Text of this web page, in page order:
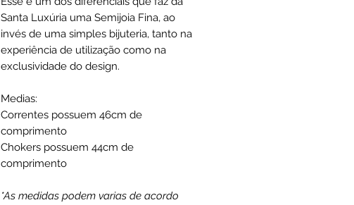
Santa Luxúria uma Semijoia Fina, ao
invés de uma simples bijuteria, tanto na
experiência de utilização como na
exclusividade do design.
Medias:
Correntes possuem 46cm de
comprimento
Chokers possuem 44cm de
comprimento
*As medidas podem varias de acordo